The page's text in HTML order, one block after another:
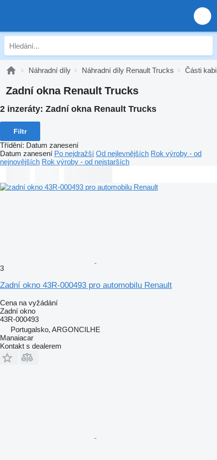
Náhradní díly Náhradní díly Renault Trucks Části
Zadní okna Renault Trucks
2 inzeráty: Zadní okna Renault Trucks
Filtr
Třídění: Datum zanesení
Datum zanesení Po nejdražší Od nejlevnějších Rok výroby - od
nejnovějších Rok výroby - od nejstarších
3
Zadní okno 43R-000493 pro automobilu Renault
Cena na vyžádání
Zadní okno
43R-000493
Portugalsko, ARGONCILHE
Manaiacar
Kontakt s dealerem